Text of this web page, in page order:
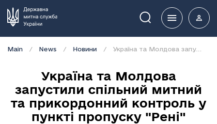
Пошук
Main News Новини
Україна та Молдова
запустили спільний митний
та прикордонний контроль у
пункті пропуску "Рені"